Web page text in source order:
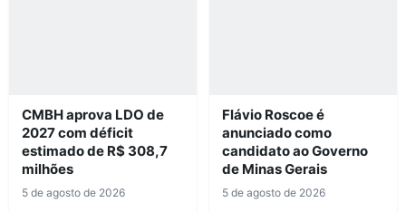
CMBH aprova LDO de
2027 com déficit
estimado de R$ 308,7
milhões
5 de agosto de 2026
Flávio Roscoe é
anunciado como
candidato ao Governo
de Minas Gerais
5 de agosto de 2026